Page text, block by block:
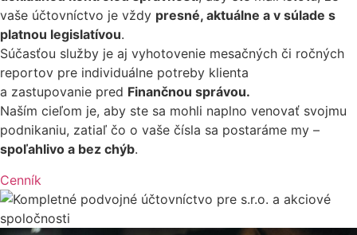
vaše účtovníctvo je vždy presné, aktuálne a v súlade s
platnou legislatívou.
Súčasťou služby je aj vyhotovenie mesačných či ročných
reportov pre individuálne potreby klienta
a zastupovanie pred Finančnou správou.
Naším cieľom je, aby ste sa mohli naplno venovať svojmu
podnikaniu, zatiaľ čo o vaše čísla sa postaráme my –
spoľahlivo a bez chýb.
Cenník